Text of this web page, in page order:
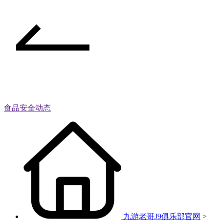
食品安全动态
九游老哥J9俱乐部官网 >